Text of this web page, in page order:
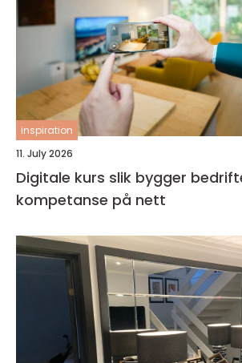
inspiration
11. July 2026
Digitale kurs slik bygger bedrifter lønnsom
kompetanse på nett